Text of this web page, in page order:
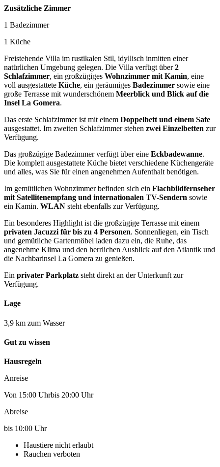
Zusätzliche Zimmer
1 Badezimmer
1 Küche
Freistehende Villa im rustikalen Stil, idyllisch inmitten einer
natürlichen Umgebung gelegen. Die Villa verfügt über2
Schlafzimmer, ein großzügiges Wohnzimmer mit Kamin, eine
voll ausgestattete Küche, ein geräumiges Badezimmer sowie eine
große Terrasse mit wunderschönem Meerblick und Blick auf die
Insel La Gomera.
Das erste Schlafzimmer ist mit einem Doppelbett und einem Safe
ausgestattet. Im zweiten Schlafzimmer stehen zwei Einzelbetten zur
Verfügung.
Das großzügige Badezimmer verfügt über eine Eckbadewanne.
Die komplett ausgestattete Küche bietet verschiedene Küchengeräte
und alles, was Sie für einen angenehmen Aufenthalt benötigen.
Im gemütlichen Wohnzimmer befinden sich ein Flachbildfernseher
mit Satellitenempfang und internationalen TV-Sendern sowie
ein Kamin. WLAN steht ebenfalls zur Verfügung.
Ein besonderes Highlight ist die großzügige Terrasse mit einem
privaten Jacuzzi für bis zu 4 Personen. Sonnenliegen, ein Tisch
und gemütliche Gartenmöbel laden dazu ein, die Ruhe, das
angenehme Klima und den herrlichen Ausblick auf den Atlantik und
die Nachbarinsel La Gomera zu genießen.
Ein privater Parkplatz steht direkt an der Unterkunft zur
Verfügung.
Lage
3,9 km zum Wasser
Gut zu wissen
Hausregeln
Anreise
Von 15:00 Uhrbis 20:00 Uhr
Abreise
bis 10:00 Uhr
Haustiere nicht erlaubt
Rauchen verboten